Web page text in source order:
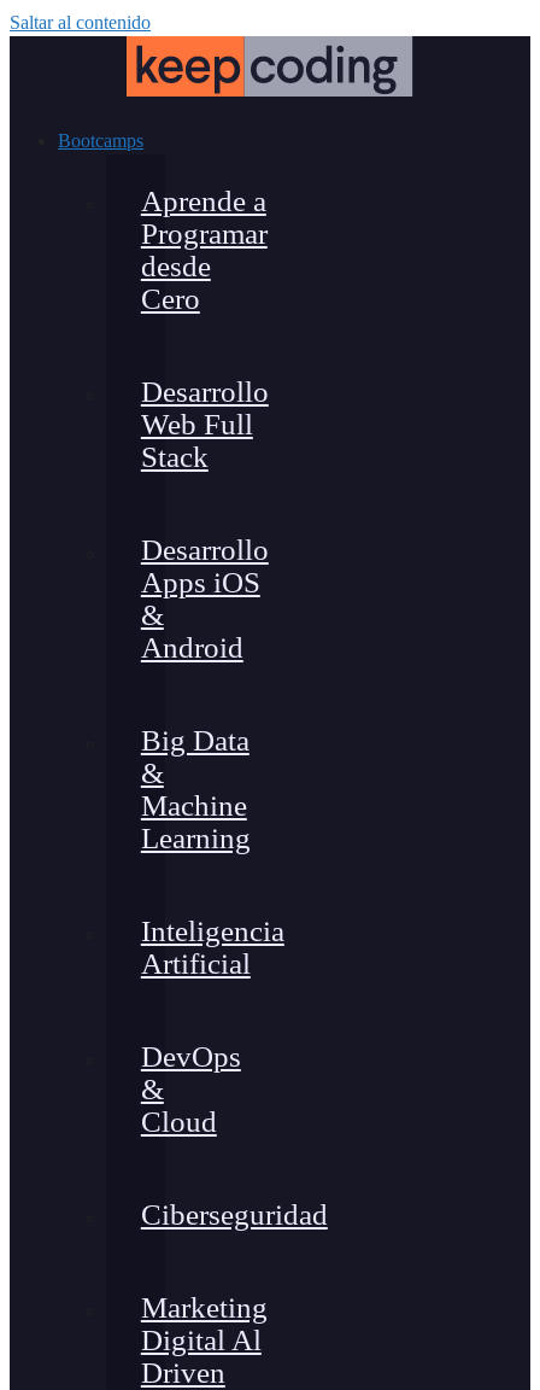
Saltar al contenido
Bootcamps
Aprende a
Programar
desde
Cero
Desarrollo
Web Full
Stack
Desarrollo
Apps iOS
&
Android
Big Data
&
Machine
Learning
Inteligencia
Artificial
DevOps
&
Cloud
Ciberseguridad
Marketing
Digital Al
Driven